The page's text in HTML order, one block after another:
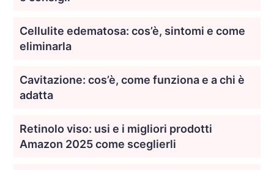
Cellulite edematosa: cos’è, sintomi e come
eliminarla
Cavitazione: cos’è, come funziona e a chi è
adatta
Retinolo viso: usi e i migliori prodotti
Amazon 2025 come sceglierli